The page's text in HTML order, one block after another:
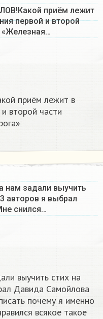
приём лежит
первой и второй
«Железная…
приём лежит в
второй части
нам задали выучить
авторов я выбрал
снился…
выучить стих на
Давида Самойлова
почему я именно
всякое такое​